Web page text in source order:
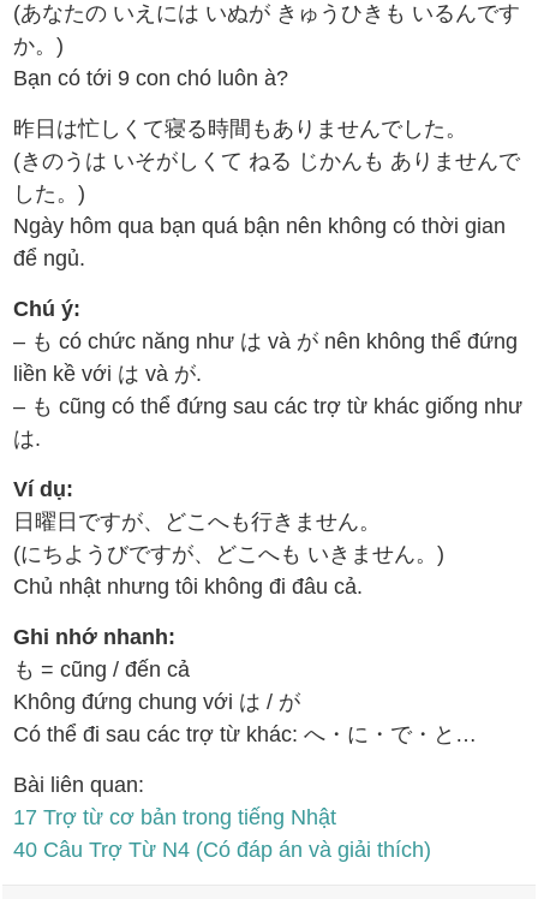
(あなたの いえには いぬが きゅうひきも いるんです
か。)
Bạn có tới 9 con chó luôn à?
昨日は忙しくて寝る時間もありませんでした。
(きのうは いそがしくて ねる じかんも ありませんで
した。)
Ngày hôm qua bạn quá bận nên không có thời gian
để ngủ.
Chú ý:
– も có chức năng như は và が nên không thể đứng
liền kề với は và が.
– も cũng có thể đứng sau các trợ từ khác giống như
は.
Ví dụ:
日曜日ですが、どこへも行きません。
(にちようびですが、どこへも いきません。)
Chủ nhật nhưng tôi không đi đâu cả.
Ghi nhớ nhanh:
も = cũng / đến cả
Không đứng chung với は / が
Có thể đi sau các trợ từ khác: へ・に・で・と…
Bài liên quan:
17 Trợ từ cơ bản trong tiếng Nhật
40 Câu Trợ Từ N4 (Có đáp án và giải thích)